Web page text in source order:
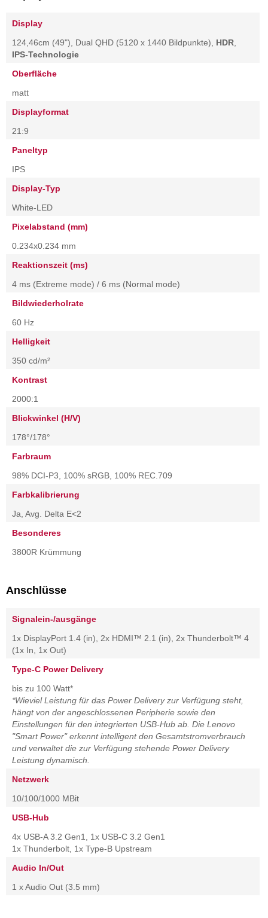
Display
124,46cm (49"), Dual QHD (5120 x 1440 Bildpunkte), HDR
IPS-Technologie
Oberfläche
matt
Displayformat
21:9
Paneltyp
IPS
Display-Typ
White-LED
Pixelabstand (mm)
0.234x0.234 mm
Reaktionszeit (ms)
4 ms (Extreme mode) / 6 ms (Normal mode)
Bildwiederholrate
60 Hz
Helligkeit
350 cd/m²
Kontrast
2000:1
Blickwinkel (H/V)
178°/178°
Farbraum
98% DCI-P3, 100% sRGB, 100% REC.709
Farbkalibrierung
Ja, Avg. Delta E<2
Besonderes
3800R Krümmung
Anschlüsse
Signalein-/ausgänge
1x DisplayPort 1.4 (in), 2x HDMI™ 2.1 (in), 2x Thunderbolt™ 4
(1x In, 1x Out)
Type-C Power Delivery
bis zu 100 Watt*
*Wieviel Leistung für das Power Delivery zur Verfügung steht,
hängt von der angeschlossenen Peripherie sowie den
Einstellungen für den integrierten USB-Hub ab. Die Lenovo
"Smart Power" erkennt intelligent den Gesamtstromverbrauch
und verwaltet die zur Verfügung stehende Power Delivery
Leistung dynamisch.
Netzwerk
10/100/1000 MBit
USB-Hub
4x USB-A 3.2 Gen1, 1x USB-C 3.2 Gen1
1x Thunderbolt, 1x Type-B Upstream
Audio In/Out
1 x Audio Out (3.5 mm)